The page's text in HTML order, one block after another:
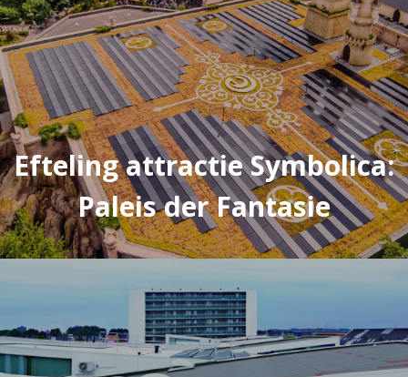
Efteling attractie Symbolica:
Paleis der Fantasie